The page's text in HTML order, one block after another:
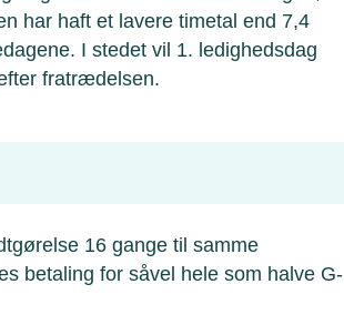
har haft et lavere timetal end 7,4
I stedet vil 1. ledighedsdag
fratrædelsen.
16 gange til samme
betaling for såvel hele som halve G-